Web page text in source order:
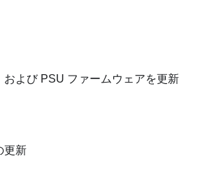
よび PSU ファームウェアを更新
更新